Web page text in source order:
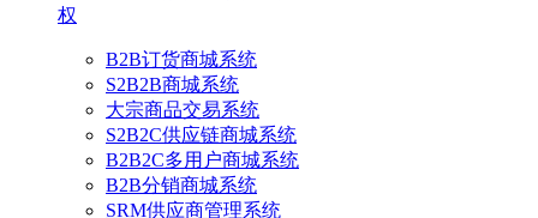
权
B2B订货商城系统
S2B2B商城系统
大宗商品交易系统
S2B2C供应链商城系统
B2B2C多用户商城系统
B2B分销商城系统
SRM供应商管理系统